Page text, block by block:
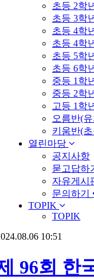
초등 2학
초등 3학
초등 4학
초등 4학
초등 5학
초등 6학
중등 1학
중등 2학
고등 1학
오름반(
키움반(
열린마당
공지사항
묻고답하
자유게시
문의하
TOPIK
TOPIK
10:51
96회 한